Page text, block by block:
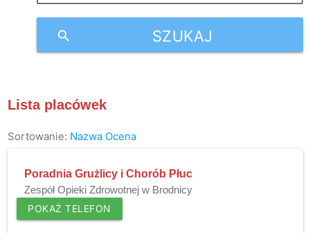
SZUKAJ
search
Lista placówek
Sortowanie: Nazwa Ocena
Poradnia Grużlicy i Chorób Płuc
Zespół Opieki Zdrowotnej w Brodnicy
POKAŻ TELEFON